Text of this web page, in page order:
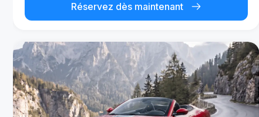
Réservez dès maintenant